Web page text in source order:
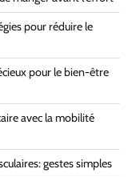
pour réduire le
pour le bien-être
avec la mobilité
gestes simples